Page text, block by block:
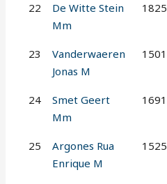
22
De Witte Stein
Mm
1825
23
Vanderwaeren
Jonas M
1501
24
Smet Geert
Mm
1691
25
Argones Rua
Enrique M
1525